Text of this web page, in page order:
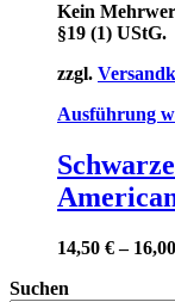
Kein
§19 (1) UStG.
zzgl.
Ausführung
14,50 €– 16,00
Suchen